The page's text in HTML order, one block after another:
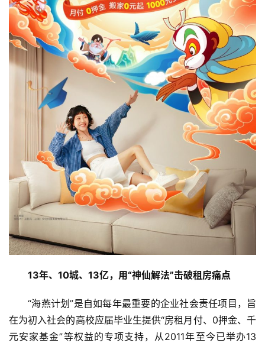
13年、10城、13亿，用“神仙解法”击破租房痛点
“海燕计划”是自如每年最重要的企业社会责任项目，旨
在为初入社会的高校应届毕业生提供“房租月付、0押金、千
元安家基金”等权益的专项支持，从2011年至今已举办13